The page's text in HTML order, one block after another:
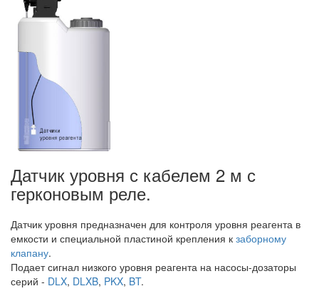
Датчик уровня с кабелем 2 м с
герконовым реле.
Датчик уровня предназначен для контроля уровня реагента в
емкости и специальной пластиной крепления к заборному
клапану.
Подает сигнал низкого уровня реагента на насосы-дозаторы
серий - DLX, DLXB, PKX, BT.